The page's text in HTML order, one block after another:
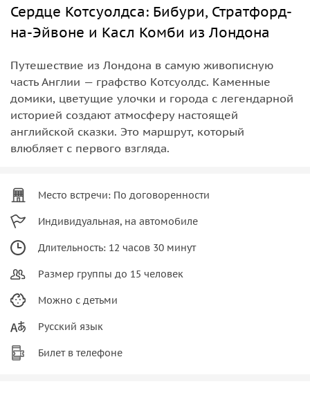
Сердце Котсуолдса: Бибури, Стратфорд-
на-Эйвоне и Касл Комби из Лондона
Путешествие из Лондона в самую живописную
часть Англии — графство Котсуолдс. Каменные
домики, цветущие улочки и города с легендарной
историей создают атмосферу настоящей
английской сказки. Это маршрут, который
влюбляет с первого взгляда.
Место встречи: По договоренности
Индивидуальная, на автомобиле
Длительность: 12 часов 30 минут
Размер группы до 15 человек
Можно с детьми
Русский язык
Билет в телефоне